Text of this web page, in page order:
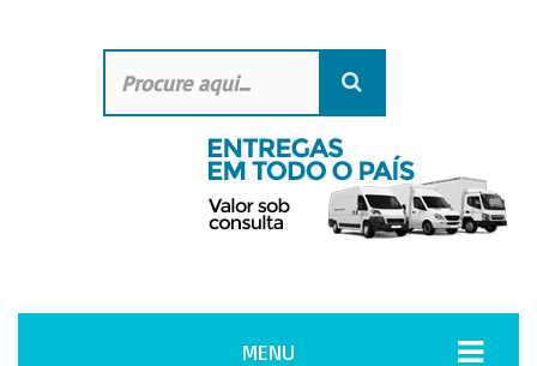
MENU